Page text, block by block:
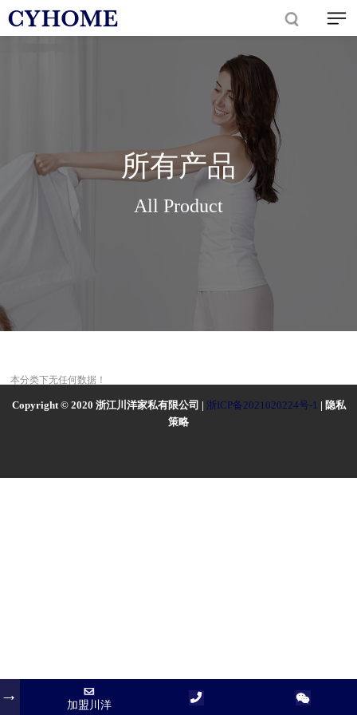
所有产品
All Product
本分类下无任何数据！
Copyright © 2020 浙江川洋家私有限公司 | 浙ICP备2021020224号-1 | 隐私
策略
加盟川洋
加盟川洋